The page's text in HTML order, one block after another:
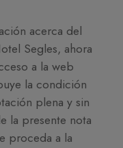
acerca del
Segles, ahora
a la web
la condición
plena y sin
la presente nota
proceda a la